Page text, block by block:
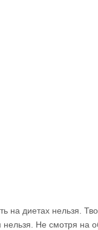
на диетах нельзя.
нельзя. Не смотря на